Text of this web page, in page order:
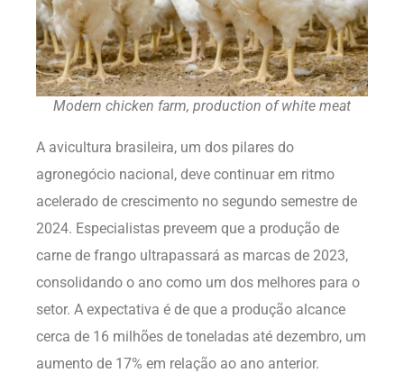
Modern chicken farm, production of white meat
A avicultura brasileira, um dos pilares do
agronegócio nacional, deve continuar em ritmo
acelerado de crescimento no segundo semestre de
2024. Especialistas preveem que a produção de
carne de frango ultrapassará as marcas de 2023,
consolidando o ano como um dos melhores para o
setor. A expectativa é de que a produção alcance
cerca de 16 milhões de toneladas até dezembro, um
aumento de 17% em relação ao ano anterior.